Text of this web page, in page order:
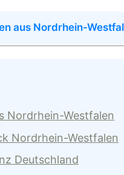
aus Nordrhein-
Nordrhein-Westfalen
Nordrhein-Westfalen
Deutschland